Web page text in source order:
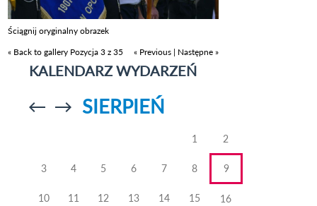
Ściągnij oryginalny obrazek
« Back to gallery Pozycja 3 z 35 « Previous | Następne »
KALENDARZ WYDARZEŃ
Przejdź doPrzejdź do
SIERPIEŃ
1 2
3 4 5 6 7 8 9
10 11 12 13 14 15 16